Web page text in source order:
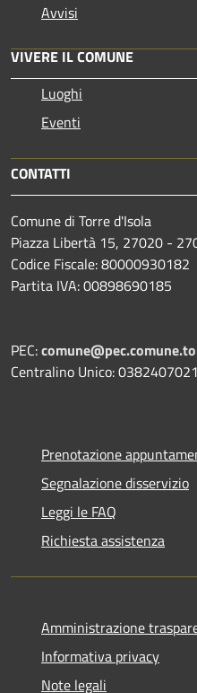
Avvisi
VIVERE IL COMUNE
Luoghi
Eventi
CONTATTI
Comune di Torre d'Isola
Piazza Libertà 15, 27020 -
Codice Fiscale: 80000930182
Partita IVA: 00898690185
PEC:
Centralino Unico: 0382407021
Prenotazione
Segnalazione disservizio
Leggi le FAQ
Richiesta assistenza
Amministrazione
Informativa privacy
Note legali